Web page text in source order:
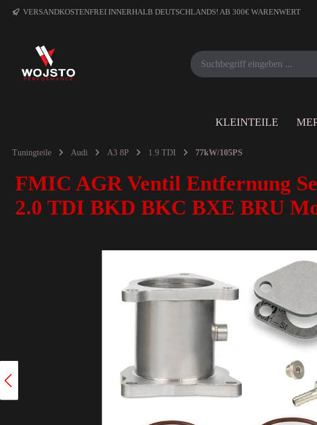
VERSANDKOSTENFREI INNERHALB DEUTSCHLANDS! AB 300€ WARENWERT
KLEINTEILE
Tuningteile Audi A3 8P 1.9 TDI 77kW/105PS
FMIC AGR Ventil Entfernung
2.0 TDI BKD BKC BXE BRU